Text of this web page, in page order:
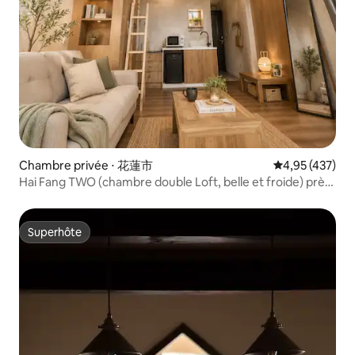
Chambre privée ⋅ 花蓮市 Évaluation
4,95 (437)
Hai Fang TWO (chambre double Loft, belle et froide) près
Superhôte
Superhôte